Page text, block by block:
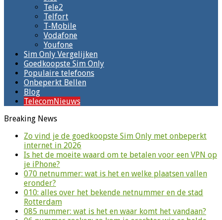
Tele2
Telfort
T-Mobile
Vodafone
Youfone
Sim Only Vergelijken
Goedkoopste Sim Only
Populaire telefoons
Onbeperkt Bellen
Blog
TelecomNieuws
Breaking News
Zo vind je de goedkoopste Sim Only met onbeperkt
internet in 2026
Is het de moeite waard om te betalen voor een VPN op
je iPhone?
070 netnummer: wat is het en welke plaatsen vallen
eronder?
010: alles over het bekende netnummer en de stad
Rotterdam
085 nummer: wat is het en waar komt het vandaan?